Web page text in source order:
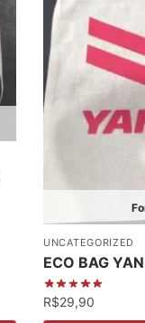
UNCATEGORIZED
ECO BAG
R$29,90